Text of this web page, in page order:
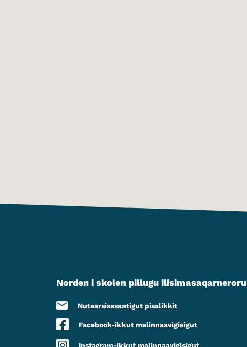
Norden i skolen pillugu
Nutaarsiassaatigut pisalikkit
Facebook-ikkut malinnaavigisigut